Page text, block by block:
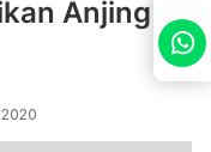
Anjing